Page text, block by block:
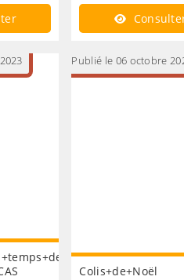
Publié le 06 octobre
Colis+de+Noël